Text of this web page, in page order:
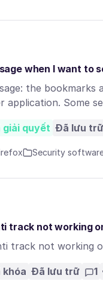
when I want to
the
application. Some
giải quyết Đã lưu trữ
Security
track not working
track not working
Đã lưu trữ 1